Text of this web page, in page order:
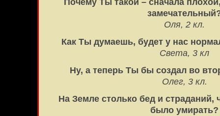
Почему Ты такой – сначала
Оля, 2 кл.
Как Ты думаешь, будет у нас
Света, 3 кл
Ну, а теперь Ты бы создал во
Олег, 3 кл.
На Земле столько бед и
было умирать?